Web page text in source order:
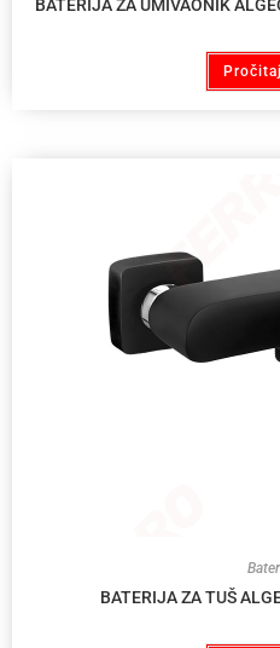
BATERIJA ZA UMIVAONIK
BATERIJA ZA TUŠ